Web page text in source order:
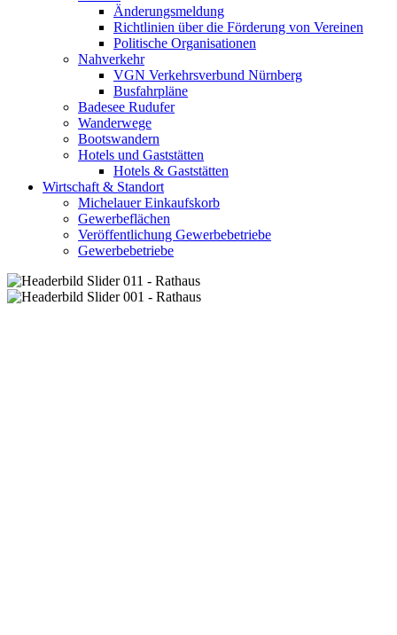
Änderungsmeldung
Richtlinien über die Förderung von Vereinen
Politische Organisationen
Nahverkehr
VGN Verkehrsverbund Nürnberg
Busfahrpläne
Badesee Rudufer
Wanderwege
Bootswandern
Hotels und Gaststätten
Hotels & Gaststätten
Wirtschaft & Standort
Michelauer Einkaufskorb
Gewerbeflächen
Veröffentlichung Gewerbebetriebe
Gewerbebetriebe